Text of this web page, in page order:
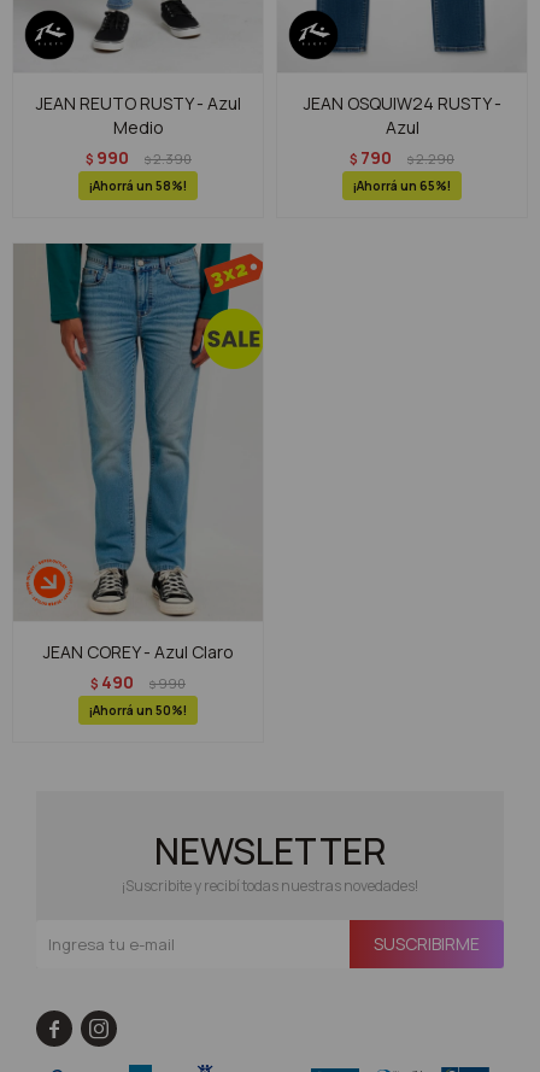
JEAN REUTO RUSTY - Azul
Medio
$ 990 $2.390
58
JEAN OSQUIW24 RUSTY -
Azul
$ 790 $2.290
65
JEAN COREY - Azul Claro
$ 490 $990
50
NEWSLETTER
¡Suscribite y recibí todas nuestras novedades!
SUSCRIBIRME
 